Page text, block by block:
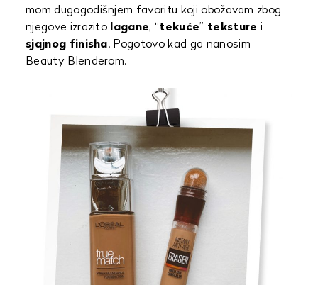
mom dugogodišnjem favoritu koji obožavam zbog
njegove izrazito
lagane, “tekuće” teksture i
sjajnog finisha. Pogotovo kad ga nanosim
Beauty Blenderom.